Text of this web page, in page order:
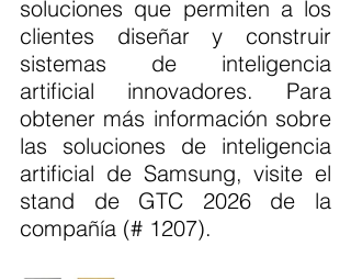
soluciones que permiten a los
clientes diseñar y construir
sistemas de inteligencia
artificial innovadores. Para
obtener más información sobre
las soluciones de inteligencia
artificial de Samsung, visite el
stand de GTC 2026 de la
compañía (# 1207).